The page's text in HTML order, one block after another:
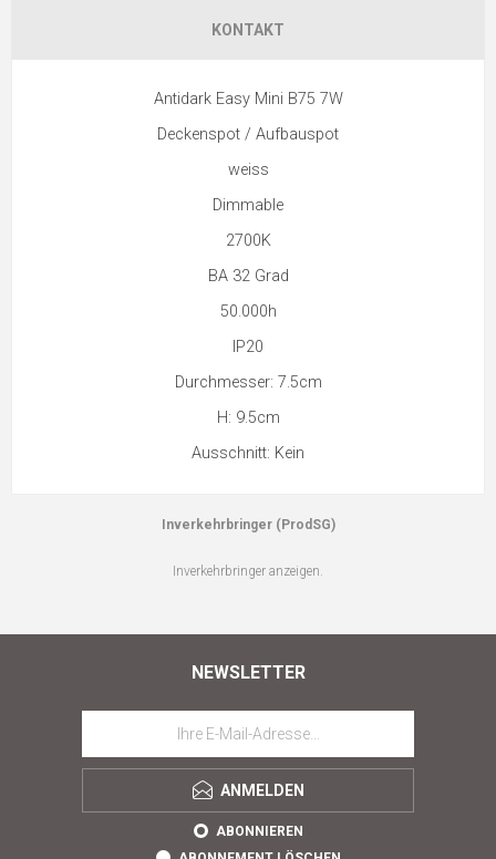
KONTAKT
Antidark Easy Mini B75 7W
Deckenspot / Aufbauspot
weiss
Dimmable
2700K
BA 32 Grad
50.000h
IP20
Durchmesser: 7.5cm
H: 9.5cm
Ausschnitt: Kein
Inverkehrbringer (ProdSG)
Inverkehrbringer anzeigen.
NEWSLETTER
ANMELDEN
ABONNIEREN